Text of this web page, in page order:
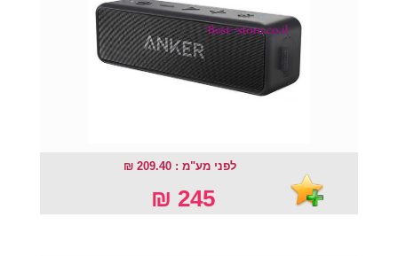
לפני מע"מ : 209.40 ₪
245 ₪